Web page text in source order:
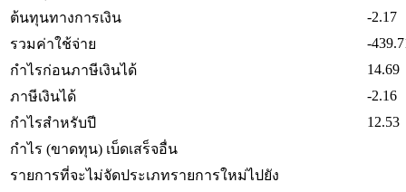
ต้นทุนทางการเงิน
-2.17
รวมค่าใช้จ่าย
-
กำไรก่อนภาษีเงินได้
14.69
ภาษีเงินได้
-2.16
กำไรสำหรับปี
12.53
กำไร (ขาดทุน) เบ็ดเสร็จอื่น
รายการที่จะไม่จัดประเภทรายการใหม่ไปยัง